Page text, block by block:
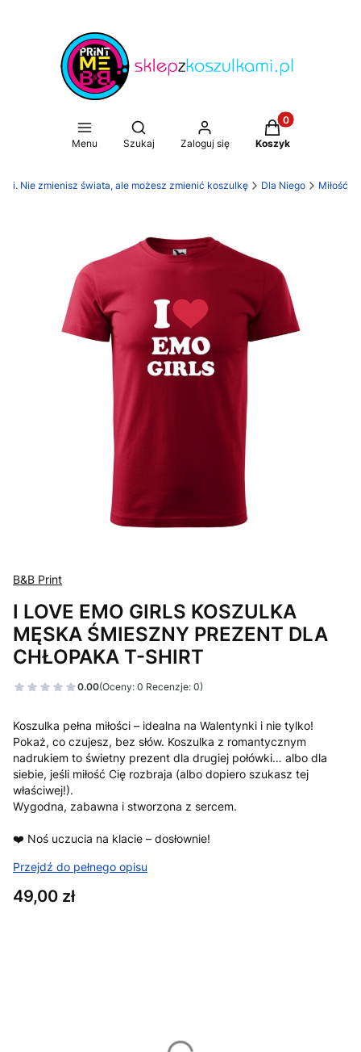
Menu
Otwórz wyszukiwarkę
Szukaj Zaloguj się
Produkty w
Koszyk
Nie zmienisz świata, ale możesz zmienić koszulkę Dla Niego Miłość
B&B Print
I LOVE EMO GIRLS KOSZULKA
MĘSKA ŚMIESZNY PREZENT DLA
CHŁOPAKA T-SHIRT
0.00(Oceny: 0 Recenzje: 0)
Koszulka pełna miłości – idealna na Walentynki i nie tylko!
Pokaż, co czujesz, bez słów. Koszulka z romantycznym
nadrukiem to świetny prezent dla drugiej połówki… albo dla
siebie, jeśli miłość Cię rozbraja (albo dopiero szukasz tej
właściwej!).
Wygodna, zabawna i stworzona z sercem.
❤️ Noś uczucia na klacie – dosłownie!
Przejdź do pełnego opisu
Cena
49,00 zł